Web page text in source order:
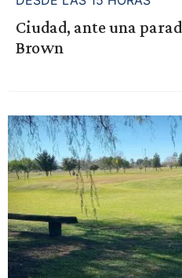
Ciudad, ante una
Brown